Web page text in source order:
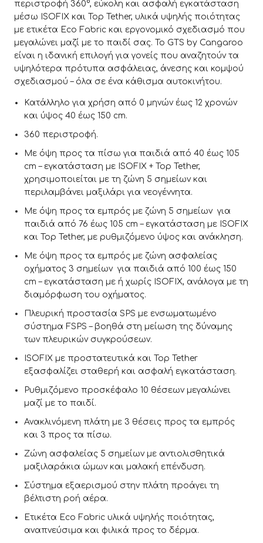
περιστροφή 360°, εύκολη και ασφαλή εγκατάσταση
μέσω ISOFIX και Top Tether, υλικά υψηλής ποιότητας
με ετικέτα Eco Fabric και εργονομικό σχεδιασμό που
μεγαλώνει μαζί με το παιδί σας. Το GTS by Cangaroo
είναι η ιδανική επιλογή για γονείς που αναζητούν τα
υψηλότερα πρότυπα ασφάλειας, άνεσης και κομψού
σχεδιασμού – όλα σε ένα κάθισμα αυτοκινήτου.
Κατάλληλο για χρήση από 0 μηνών έως 12 χρονών
και ύψος 40 έως 150 cm.
360 περιστροφή.
Με όψη προς τα πίσω για παιδιά από 40 έως 105
cm – εγκατάσταση με ISOFIX + Top Tether,
χρησιμοποιείται με τη ζώνη 5 σημείων και
περιλαμβάνει μαξιλάρι για νεογέννητα.
Με όψη προς τα εμπρός με ζώνη 5 σημείων για
παιδιά από 76 έως 105 cm – εγκατάσταση με ISOFIX
και Top Tether, με ρυθμιζόμενο ύψος και ανάκληση.
Με όψη προς τα εμπρός με ζώνη ασφαλείας
οχήματος 3 σημείων για παιδιά από 100 έως 150
cm – εγκατάσταση με ή χωρίς ISOFIX, ανάλογα με τη
διαμόρφωση του οχήματος.
Πλευρική προστασία SPS με ενσωματωμένο
σύστημα FSPS – βοηθά στη μείωση της δύναμης
των πλευρικών συγκρούσεων.
ISOFIX με προστατευτικά και Top Tether
εξασφαλίζει σταθερή και ασφαλή εγκατάσταση.
Ρυθμιζόμενο προσκέφαλο 10 θέσεων μεγαλώνει
μαζί με το παιδί.
Ανακλινόμενη πλάτη με 3 θέσεις προς τα εμπρός
και 3 προς τα πίσω.
Ζώνη ασφαλείας 5 σημείων με αντιολισθητικά
μαξιλαράκια ώμων και μαλακή επένδυση.
Σύστημα εξαερισμού στην πλάτη προάγει τη
βέλτιστη ροή αέρα.
Ετικέτα Eco Fabric υλικά υψηλής ποιότητας,
αναπνεύσιμα και φιλικά προς το δέρμα.